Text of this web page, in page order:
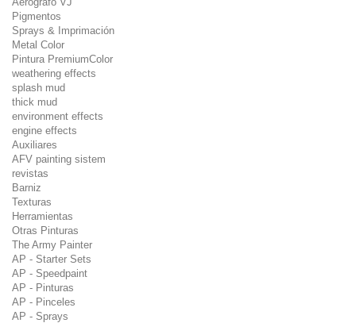
Pigmentos
Sprays & Imprimación
Metal Color
Pintura PremiumColor
weathering effects
splash mud
thick mud
environment effects
engine effects
Auxiliares
AFV painting sistem
revistas
Barniz
Texturas
Herramientas
Otras Pinturas
The Army Painter
AP - Starter Sets
AP - Speedpaint
AP - Pinturas
AP - Pinceles
AP - Sprays